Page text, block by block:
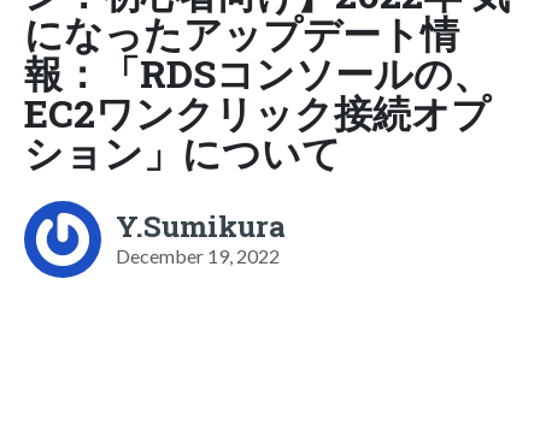
になったアップデート情
報：「RDSコンソールの、
EC2ワンクリック接続オプ
ション」について
Y.Sumikura
December 19, 2022